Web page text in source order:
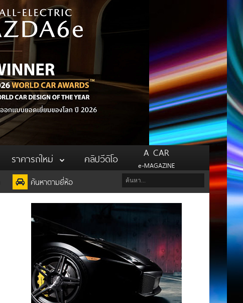
ราคารถใหม่ คลิปวีดิโอ A CAR
e-MAGAZINE
ค้นหาตามยี่ห้อ